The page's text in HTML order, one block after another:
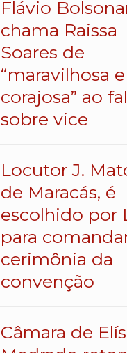
Flávio
chama Raissa
Soares de
“maravilhosa e
corajosa” ao
sobre vice
Locutor J.
de Maracás, é
escolhido por
para
cerimônia da
convenção
Câmara de